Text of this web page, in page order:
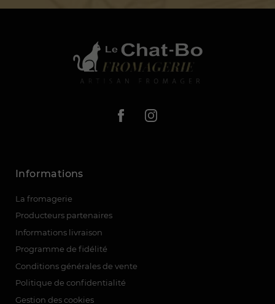
Informations
La fromagerie
Producteurs partenaires
Informations livraison
Programme de fidélité
Conditions générales de vente
Politique de confidentialité
Gestion des cookies